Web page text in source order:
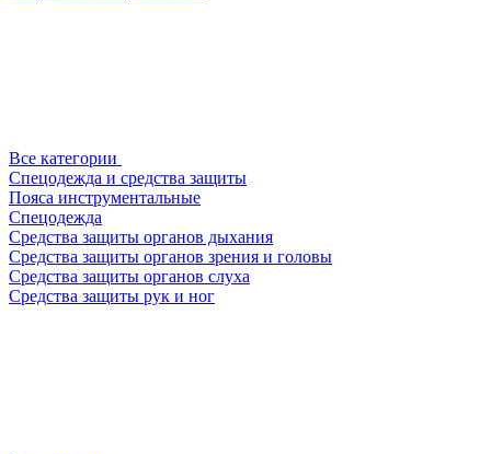
Все категории
Спецодежда и средства защиты
Пояса инструментальные
Спецодежда
Средства защиты органов дыхания
Средства защиты органов зрения и головы
Средства защиты органов слуха
Средства защиты рук и ног